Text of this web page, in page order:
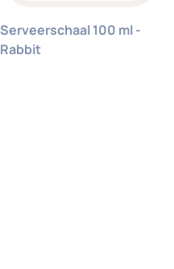
Serveerschaal 100 ml -
Rabbit